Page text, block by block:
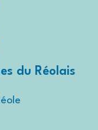
du Réolais